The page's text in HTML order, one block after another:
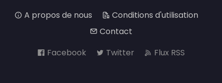
A propos de nous
Conditions d'utilisation
Contact
Facebook
Twitter Flux RSS